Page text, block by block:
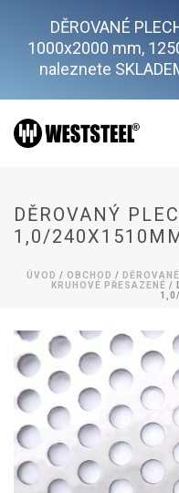
DĚROVANÉ
1000x2000 mm,
naleznete
DĚROVANÝ
1,0/
ÚVOD / OBCHOD /
KRUHOVÉ PŘESAZENÉ /